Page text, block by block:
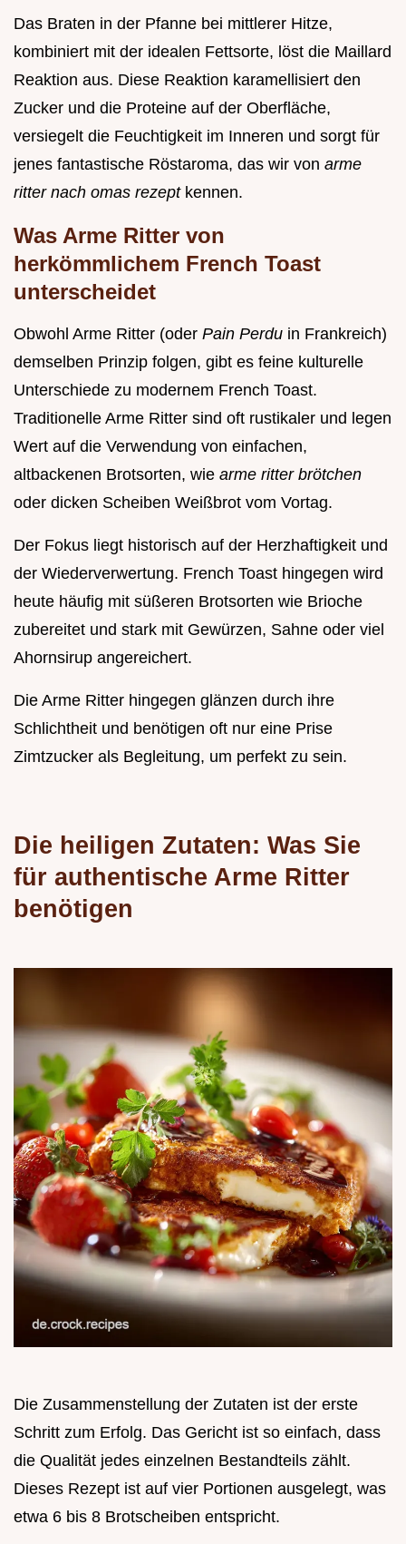
Das Braten in der Pfanne bei mittlerer Hitze,
kombiniert mit der idealen Fettsorte, löst die Maillard
Reaktion aus. Diese Reaktion karamellisiert den
Zucker und die Proteine auf der Oberfläche,
versiegelt die Feuchtigkeit im Inneren und sorgt für
jenes fantastische Röstaroma, das wir von arme
ritter nach omas rezept kennen.
Was Arme Ritter von
herkömmlichem French Toast
unterscheidet
Obwohl Arme Ritter (oder Pain Perdu in Frankreich)
demselben Prinzip folgen, gibt es feine kulturelle
Unterschiede zu modernem French Toast.
Traditionelle Arme Ritter sind oft rustikaler und legen
Wert auf die Verwendung von einfachen,
altbackenen Brotsorten, wie arme ritter brötchen
oder dicken Scheiben Weißbrot vom Vortag.
Der Fokus liegt historisch auf der Herzhaftigkeit und
der Wiederverwertung. French Toast hingegen wird
heute häufig mit süßeren Brotsorten wie Brioche
zubereitet und stark mit Gewürzen, Sahne oder viel
Ahornsirup angereichert.
Die Arme Ritter hingegen glänzen durch ihre
Schlichtheit und benötigen oft nur eine Prise
Zimtzucker als Begleitung, um perfekt zu sein.
Die heiligen Zutaten: Was Sie
für authentische Arme Ritter
benötigen
Die Zusammenstellung der Zutaten ist der erste
Schritt zum Erfolg. Das Gericht ist so einfach, dass
die Qualität jedes einzelnen Bestandteils zählt.
Dieses Rezept ist auf vier Portionen ausgelegt, was
etwa 6 bis 8 Brotscheiben entspricht.